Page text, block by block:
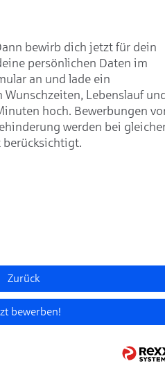
bewirb dich jetzt für dein
persönlichen Daten im
an und lade ein
Lebenslauf
hoch. Bewerbungen
werden bei
Zurück
bewerben!